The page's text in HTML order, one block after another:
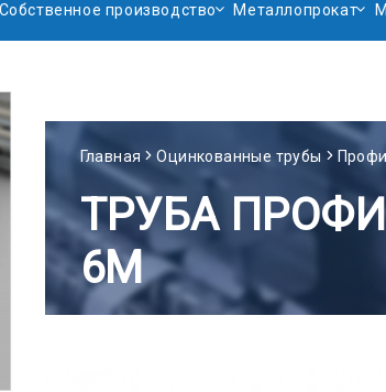
Собственное производство Металлопрокат
Главная Оцинкованные трубы
ТРУБА
6М